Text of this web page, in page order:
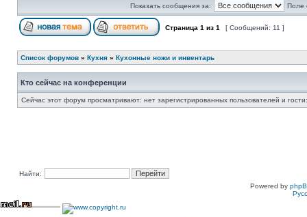
Показать сообщения за: Поле
Страница 1 из 1 [ Сообщений: 11 ]
Список форумов » Кухня » Кухонные ножи и инвентарь
Кто сейчас на конференции
Сейчас этот форум просматривают: нет зарегистрированных пользователей и
Найти:
Powered by